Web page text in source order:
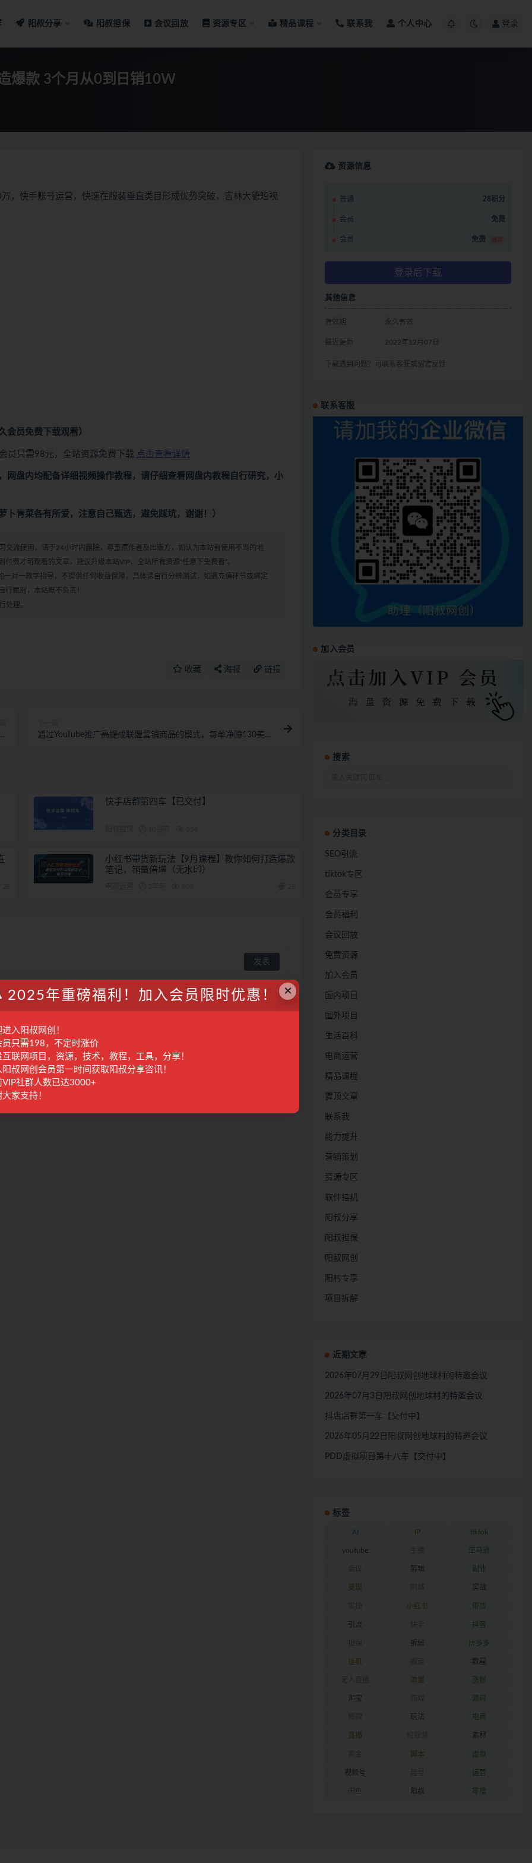
阳叔分享 阳叔担保 会议回放 资源专区 精品课程 联系我 个人中心 登录
爆款 3个月从0到日销10W
，快手账号运营，快速在服装垂直类目形成优势突破，吉林大德短视
会员免费下载观看）
员只需98元，全站资源免费下载 点击查看详情
网盘内均配备详细视频操作教程，请仔细查看网盘内教程自行研究，小
青菜各有所爱，注意自己甄选，避免踩坑，谢谢！）
交流使用，请于24小时内删除，尊重原作者及出版方，如认为本站有使用不当的地
费才可观看的文章，建议升级本站VIP，全站所有资源“任意下免费看”。
对一教学指导，不提供任何收益保障，具体请自行分辨测试，如遇充值环节或绑定
行甄别，本站概不负责！
处理。
收藏 海报 链接
通过YouTube推广高提成联盟营销商品的模式，每单净赚130美
快手店群第四车【已交付】
小红书带货新玩法【9月课程】教你如何打造爆款
笔记，销量倍增（无水印）
资源信息
普通 28积分
会员 免费
会员 免费 推荐
登录后下载
其他信息
有效期 永久有效
最近更新 2022年12月07日
下载遇到问题？可联系客服或留言反馈
联系客服
加入会员
搜索
分类目录
SEO引流
tiktok专区
会员专享
会员福利
会议回放
免费资源
加入会员
国内项目
国外项目
生活百科
电商运营
精品课程
置顶文章
联系我
能力提升
营销策划
资源专区
软件挂机
阳叔分享
阳叔担保
阳叔网创
阳村专享
项目拆解
近期文章
2026年07月29日阳叔网创地球村的特邀会议
2026年07月3日阳叔网创地球村的特邀会议
抖店店群第一车【交付中】
2026年05月22日阳叔网创地球村的特邀会议
PDD虚拟项目第十八车【交付中】
标签
AI IP tiktok
youtube 亚马逊
剪辑 副业
变现 实战
小红书 带货
引流 抖音
拆解 拼多多
挂机 教程
流量 涨粉
淘宝 源码
玩法 电商
直播 素材
脚本 虚拟
视频号 运营
阳叔 零撸
×
2025年重磅福利！加入会员限时优惠！
入阳叔网创！
员只需198，不定时涨价
互联网项目，资源，技术，教程，工具，分享！
阳叔网创会员第一时间获取阳叔分享咨讯！
VIP社群人数已达3000+
家支持！